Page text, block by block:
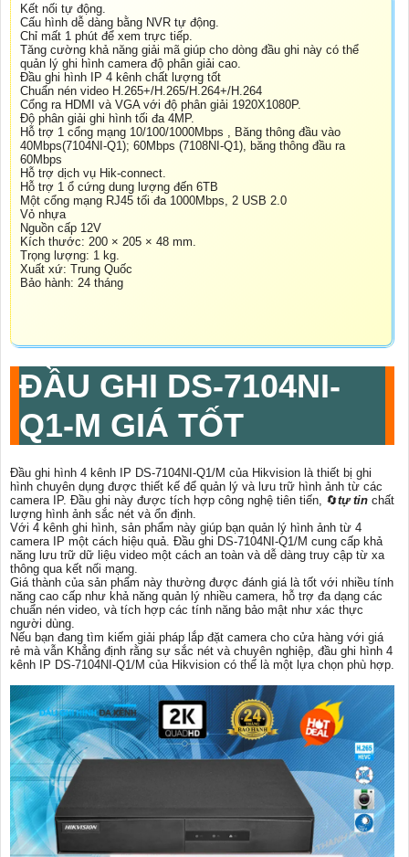
Kết nối tự động.
Cấu hình dễ dàng bằng NVR tự động.
Chỉ mất 1 phút để xem trực tiếp.
Tăng cường khả năng giải mã giúp cho dòng đầu ghi này có thể
quản lý ghi hình camera độ phân giải cao.
Đầu ghi hình IP 4 kênh chất lượng tốt
Chuẩn nén video H.265+/H.265/H.264+/H.264
Cổng ra HDMI và VGA với độ phân giải 1920X1080P.
Độ phân giải ghi hình tối đa 4MP.
Hỗ trợ 1 cổng mạng 10/100/1000Mbps , Băng thông đầu vào
40Mbps(7104NI-Q1); 60Mbps (7108NI-Q1), băng thông đầu ra
60Mbps
Hỗ trợ dịch vụ Hik-connect.
Hỗ trợ 1 ổ cứng dung lượng đến 6TB
Một cổng mạng RJ45 tối đa 1000Mbps, 2 USB 2.0
Vỏ nhựa
Nguồn cấp 12V
Kích thước: 200 × 205 × 48 mm.
Trọng lượng: 1 kg.
Xuất xứ: Trung Quốc
Bảo hành: 24 tháng
ĐẦU GHI DS-7104NI-
Q1-M GIÁ TỐT
Đầu ghi hình 4 kênh IP DS-7104NI-Q1/M của Hikvision là thiết bị ghi
hình chuyên dụng được thiết kế để quản lý và lưu trữ hình ảnh từ các
camera IP. Đầu ghi này được tích hợp công nghệ tiên tiến, 🔄tự tin chất
lượng hình ảnh sắc nét và ổn định.
Với 4 kênh ghi hình, sản phẩm này giúp bạn quản lý hình ảnh từ 4
camera IP một cách hiệu quả. Đầu ghi DS-7104NI-Q1/M cung cấp khả
năng lưu trữ dữ liệu video một cách an toàn và dễ dàng truy cập từ xa
thông qua kết nối mạng.
Giá thành của sản phẩm này thường được đánh giá là tốt với nhiều tính
năng cao cấp như khả năng quản lý nhiều camera, hỗ trợ đa dạng các
chuẩn nén video, và tích hợp các tính năng bảo mật như xác thực
người dùng.
Nếu bạn đang tìm kiếm giải pháp lắp đặt camera cho cửa hàng với giá
rẻ mà vẫn Khẳng định rằng sự sắc nét và chuyên nghiệp, đầu ghi hình 4
kênh IP DS-7104NI-Q1/M của Hikvision có thể là một lựa chọn phù hợp.